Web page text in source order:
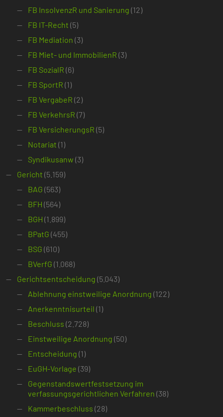
FB InsolvenzR und Sanierung (12)
FB IT-Recht (5)
FB Mediation (3)
FB Miet- und ImmobilienR (3)
FB SozialR (6)
FB SportR (1)
FB VergabeR (2)
FB VerkehrsR (7)
FB VersicherungsR (5)
Notariat (1)
Syndikusanw (3)
Gericht (5.159)
BAG (563)
BFH (564)
BGH (1.899)
BPatG (455)
BSG (610)
BVerfG (1.068)
Gerichtsentscheidung (5.043)
Ablehnung einstweilige Anordnung (122)
Anerkenntnisurteil (1)
Beschluss (2.728)
Einstweilige Anordnung (50)
Entscheidung (1)
EuGH-Vorlage (39)
Gegenstandswertfestsetzung im
verfassungsgerichtlichen Verfahren (38)
Kammerbeschluss (28)